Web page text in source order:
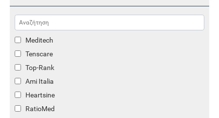
Meditech
Tenscare
Top-Rank
Ami Italia
Heartsine
RatioMed